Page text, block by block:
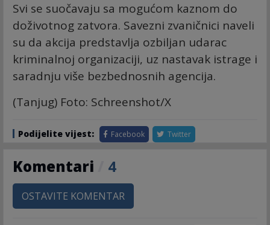
Svi se suočavaju sa mogućom kaznom do
doživotnog zatvora. Savezni zvaničnici naveli
su da akcija predstavlja ozbiljan udarac
kriminalnoj organizaciji, uz nastavak istrage i
saradnju više bezbednosnih agencija.
(Tanjug) Foto: Schreenshot/X
Podijelite vijest: Facebook Twitter
Komentari 4
OSTAVITE KOMENTAR